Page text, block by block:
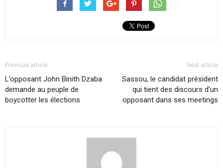
Previous article
L’opposant John Binith Dzaba
demande au peuple de
boycotter les élections
Next article
Sassou, le candidat président
qui tient des discours d’un
opposant dans ses meetings